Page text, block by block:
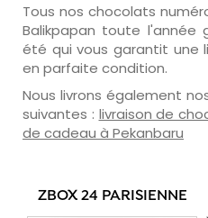
Tous nos chocolats
Balikpapan toute l'année
été qui vous garantit une
en parfaite condition.
Nous livrons également
suivantes : livraison de
de cadeau à Pekanbaru
ZBOX 24 PARISIENNE